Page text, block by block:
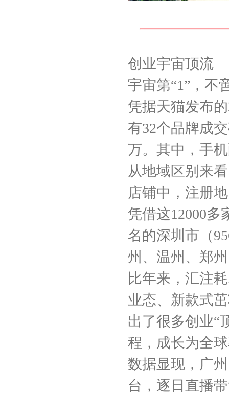
创业宇宙顶流
宇宙第“1”，不
凭据天猫发布
有32个品牌成
万。其中，手
从地域区别来
店铺中，注册
凭借这12000多
名的深圳市（
州、温州、郑
比年来，汇注
业态、新款式
出了很多创业“
程，成长为全
数据显现，广
台，逐日直播